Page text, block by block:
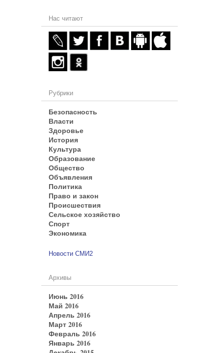
Нас читают
Рубрики
Безопасность
Власти
Здоровье
История
Культура
Образование
Общество
Объявления
Политика
Право и закон
Происшествия
Сельское хозяйство
Спорт
Экономика
Новости СМИ2
Архивы
Июнь 2016
Май 2016
Апрель 2016
Март 2016
Февраль 2016
Январь 2016